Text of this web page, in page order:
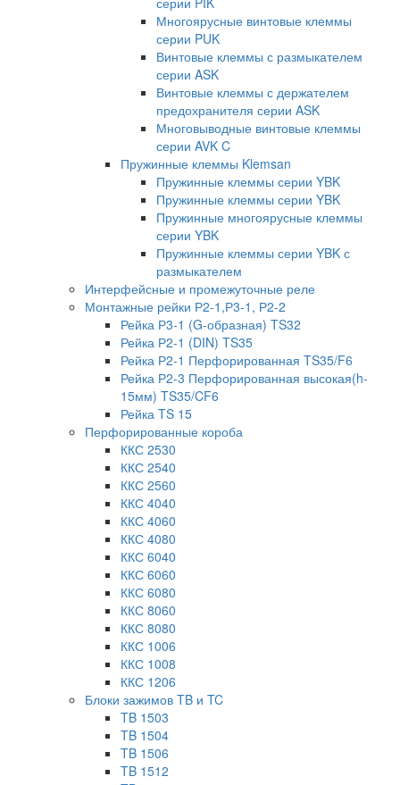
Многоярусные винтовые клеммы
серии PUK
Винтовые клеммы с размыкателем
серии ASK
Винтовые клеммы с держателем
предохранителя серии ASK
Многовыводные винтовые клеммы
серии AVK C
Пружинные клеммы Klemsan
Пружинные клеммы серии YBK
Пружинные клеммы серии YBK
Пружинные многоярусные клеммы
серии YBK
Пружинные клеммы серии YBK с
размыкателем
Интерфейсные и промежуточные реле
Монтажные рейки Р2-1,Р3-1, Р2-2
Рейка Р3-1 (G-образная) TS32
Рейка Р2-1 (DIN) TS35
Рейка Р2-1 Перфорированная TS35/F6
Рейка Р2-3 Перфорированная высокая(h-
15мм) TS35/CF6
Рейка TS 15
Перфорированные короба
ККС 2530
ККС 2540
ККС 2560
ККС 4040
ККС 4060
ККС 4080
ККС 6040
ККС 6060
ККС 6080
ККС 8060
ККС 8080
ККС 1006
ККС 1008
ККС 1206
Блоки зажимов TB и TC
TB 1503
TB 1504
TB 1506
TB 1512